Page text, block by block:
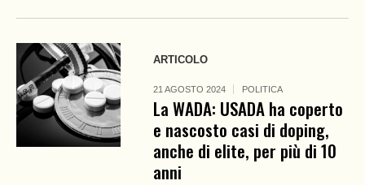
ARTICOLO
21 AGOSTO 2024 POLITICA
La WADA: USADA ha coperto
e nascosto casi di doping,
anche di elite, per più di 10
anni